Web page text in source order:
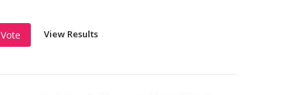
Vote View Results